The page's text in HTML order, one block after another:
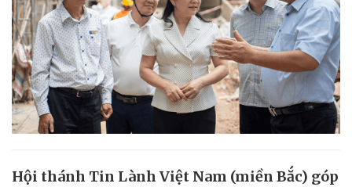
Hội thánh Tin Lành Việt Nam (miền Bắc) góp